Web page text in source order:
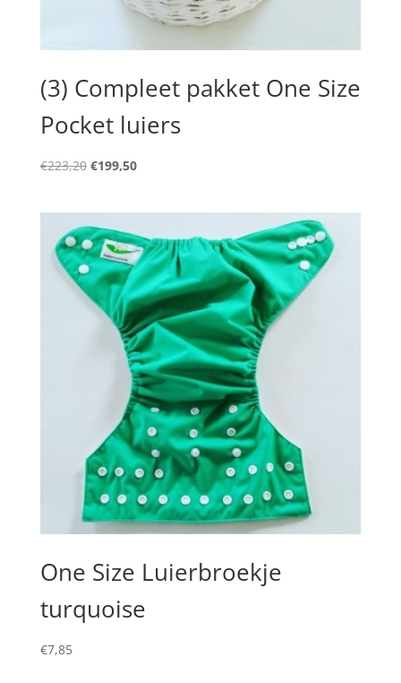
(3) Compleet pakket One Size
Pocket luiers
€223,20 Oorspronkelijke
€223,20.
€199,50Huidige
One Size Luierbroekje
turquoise
€7,85